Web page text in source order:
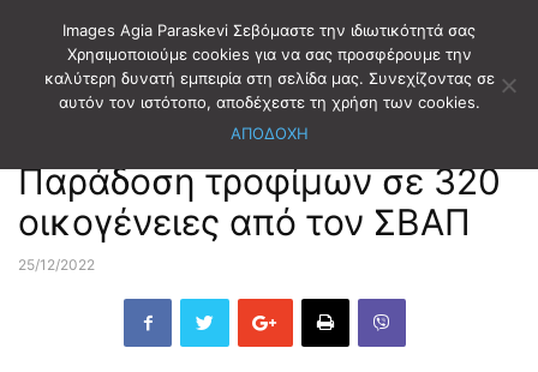
Αρχική ΑΥΤΟΔΙΟΙΚΗΣΗ ΣΒΑΠ-21-ΟΤΑ
Παράδοση τροφίμων σε 320
οικογένειες από τον ΣΒΑΠ
25/12/2022
Images Agia Paraskevi Σεβόμαστε την ιδιωτικότητά σας
Χρησιμοποιούμε cookies για να σας προσφέρουμε την
καλύτερη δυνατή εμπειρία στη σελίδα μας. Συνεχίζοντας σε
αυτόν τον ιστότοπο, αποδέχεστε τη χρήση των cookies.
ΑΠΟΔΟΧΗ